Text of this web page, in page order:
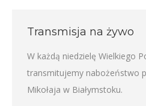
Transmisja na żywo
W każdą niedzielę Wielkiego
transmitujemy nabożeństwo
Mikołaja w Białymstoku.